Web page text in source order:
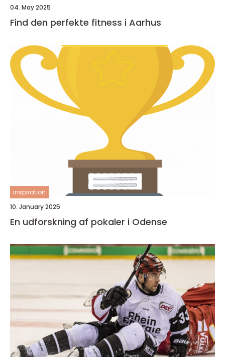
04. May 2025
Find den perfekte fitness i Aarhus
inspiration
10. January 2025
En udforskning af pokaler i Odense